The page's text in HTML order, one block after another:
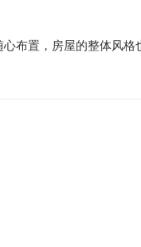
布置，房屋的整体风格